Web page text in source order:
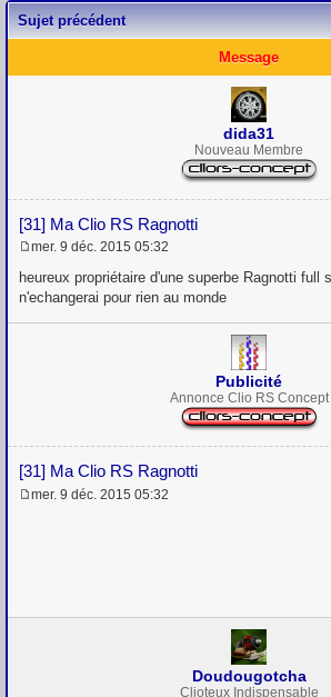
Sujet précédent
Message
dida31
Nouveau Membre
[31] Ma Clio RS Ragnotti
e
s
a
mer. 9 déc. 2015 05:32
heureux propriétaire d'une superbe Ragnotti full
n'echangerai pour rien au monde
Publicité
Annonce Clio RS Concept
[31] Ma Clio RS Ragnotti
mer. 9 déc. 2015 05:32
Doudougotcha
Clioteux Indispensable